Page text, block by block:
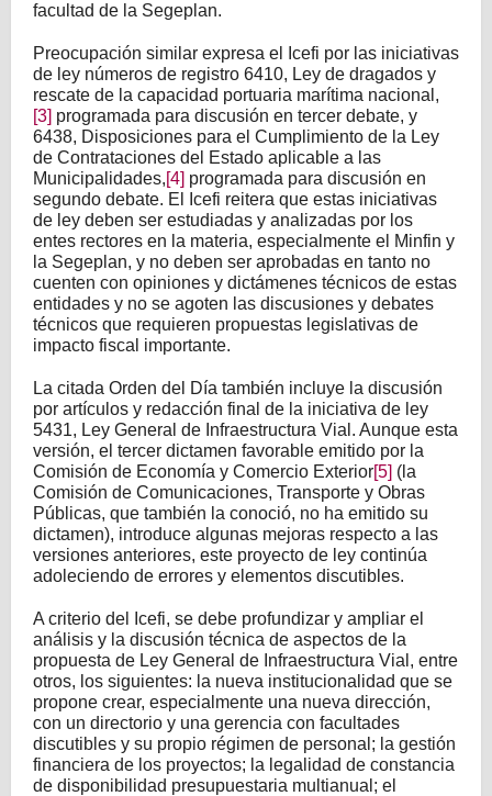
facultad de la Segeplan.
Preocupación similar expresa el Icefi por las iniciativas
de ley números de registro 6410, Ley de dragados y
rescate de la capacidad portuaria marítima nacional,
[3] programada para discusión en tercer debate, y
6438, Disposiciones para el Cumplimiento de la Ley
de Contrataciones del Estado aplicable a las
Municipalidades,[4] programada para discusión en
segundo debate. El Icefi reitera que estas iniciativas
de ley deben ser estudiadas y analizadas por los
entes rectores en la materia, especialmente el Minfin y
la Segeplan, y no deben ser aprobadas en tanto no
cuenten con opiniones y dictámenes técnicos de estas
entidades y no se agoten las discusiones y debates
técnicos que requieren propuestas legislativas de
impacto fiscal importante.
La citada Orden del Día también incluye la discusión
por artículos y redacción final de la iniciativa de ley
5431, Ley General de Infraestructura Vial. Aunque esta
versión, el tercer dictamen favorable emitido por la
Comisión de Economía y Comercio Exterior[5] (la
Comisión de Comunicaciones, Transporte y Obras
Públicas, que también la conoció, no ha emitido su
dictamen), introduce algunas mejoras respecto a las
versiones anteriores, este proyecto de ley continúa
adoleciendo de errores y elementos discutibles.
A criterio del Icefi, se debe profundizar y ampliar el
análisis y la discusión técnica de aspectos de la
propuesta de Ley General de Infraestructura Vial, entre
otros, los siguientes: la nueva institucionalidad que se
propone crear, especialmente una nueva dirección,
con un directorio y una gerencia con facultades
discutibles y su propio régimen de personal; la gestión
financiera de los proyectos; la legalidad de constancia
de disponibilidad presupuestaria multianual; el